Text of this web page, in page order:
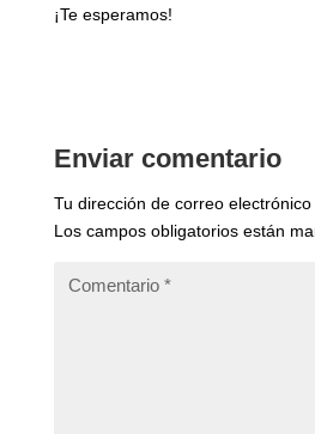
¡Te esperamos!
Enviar comentario
Tu dirección de correo electrónico
Los campos obligatorios están